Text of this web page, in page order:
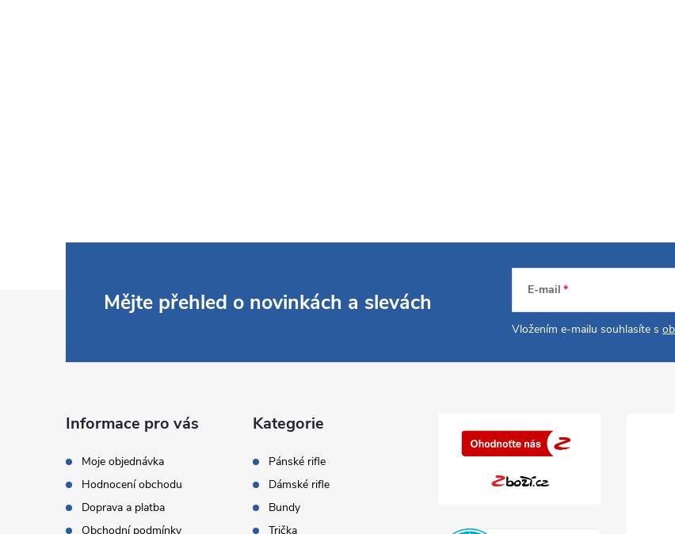
Mějte přehled o novinkách a slevách E-mail
Vložením e-mailu souhlasíte s
Informace pro vás
Moje objednávka
Hodnocení obchodu
Doprava a platba
Obchodní podmínky
Kategorie
Pánské rifle
Dámské rifle
Bundy
Trička